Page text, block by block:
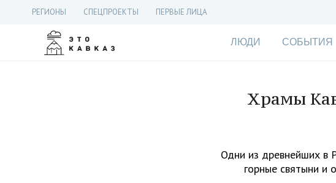
РЕГИОНЫ СПЕЦПРОЕКТЫ ПЕРВЫЕ ЛИЦА
ЛЮДИ СОБЫТИЯ
Храмы
Одни из древнейших в
горные святыни и